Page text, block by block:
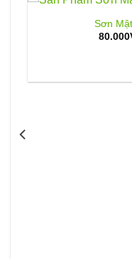
Sơn
80.000